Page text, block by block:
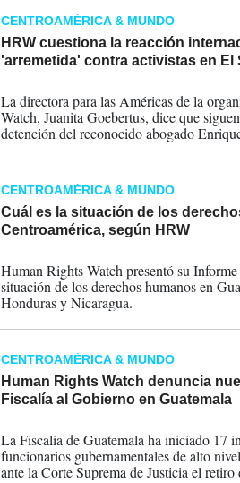
CENTROAMÉRICA & MUNDO
HRW cuestiona la reacción
'arremetida' contra activistas en El
La directora para las Américas de la
Watch, Juanita Goebertus, dice que
detención del reconocido abogado
CENTROAMÉRICA & MUNDO
Cuál es la situación de los
Centroamérica, según HRW
Human Rights Watch presentó su
situación de los derechos humanos en
Honduras y Nicaragua.
CENTROAMÉRICA & MUNDO
Human Rights Watch denuncia
Fiscalía al Gobierno en Guatemala
La Fiscalía de Guatemala ha iniciado 17
funcionarios gubernamentales de alto
ante la Corte Suprema de Justicia el